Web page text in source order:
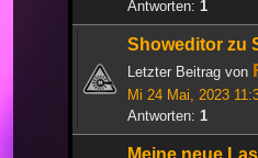
Antworten: 1
Showeditor zu
Letzter Beitrag von
Mi 24 Mai, 2023
Antworten: 1
Meine neue